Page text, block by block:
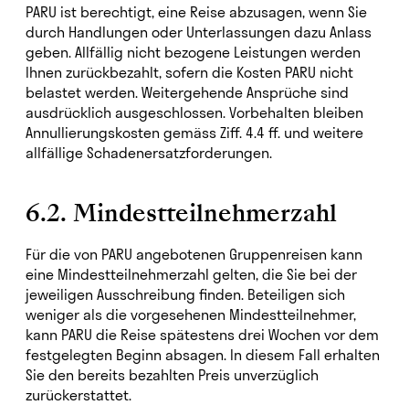
PARU ist berechtigt, eine Reise abzusagen, wenn Sie
durch Handlungen oder Unterlassungen dazu Anlass
geben. Allfällig nicht bezogene Leistungen werden
Ihnen zurückbezahlt, sofern die Kosten PARU nicht
belastet werden. Weitergehende Ansprüche sind
ausdrücklich ausgeschlossen. Vorbehalten bleiben
Annullierungskosten gemäss Ziff. 4.4 ff. und weitere
allfällige Schadenersatzforderungen.
6.2. Mindestteilnehmerzahl
Für die von PARU angebotenen Gruppenreisen kann
eine Mindestteilnehmerzahl gelten, die Sie bei der
jeweiligen Ausschreibung finden. Beteiligen sich
weniger als die vorgesehenen Mindestteilnehmer,
kann PARU die Reise spätestens drei Wochen vor dem
festgelegten Beginn absagen. In diesem Fall erhalten
Sie den bereits bezahlten Preis unverzüglich
zurückerstattet.